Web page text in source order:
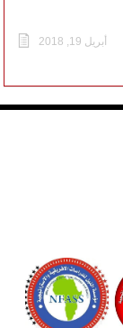
أبريل 19, 2018